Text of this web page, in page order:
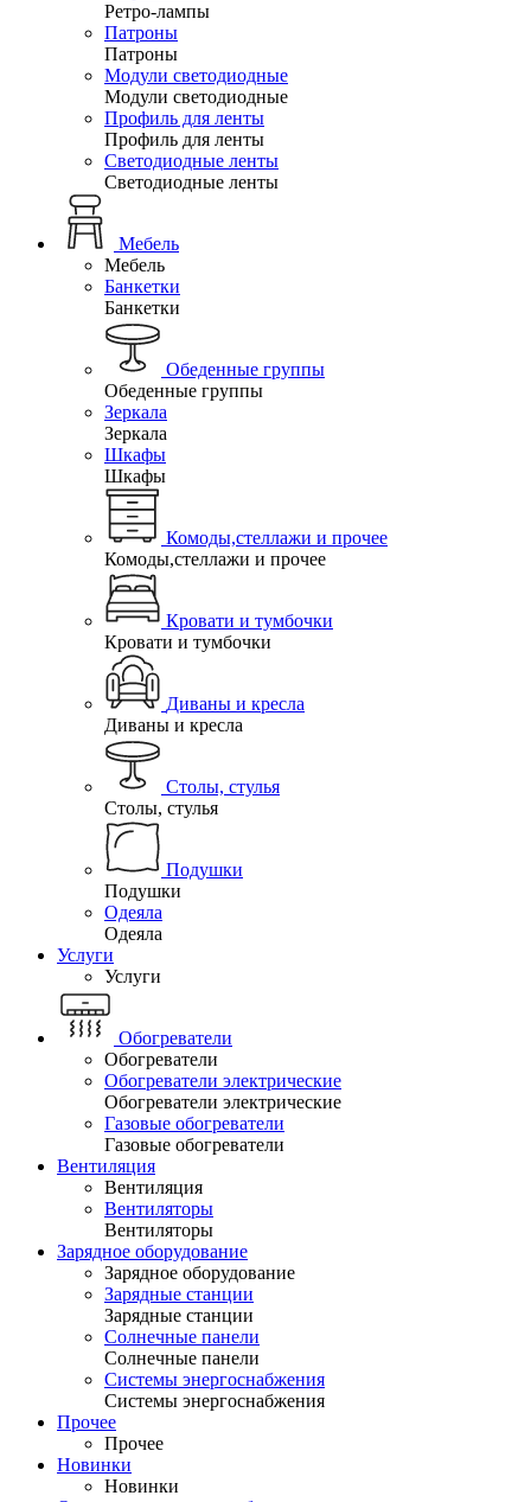
Ретро-лампы
Патроны
Патроны
Модули светодиодные
Модули светодиодные
Профиль для ленты
Профиль для ленты
Светодиодные ленты
Светодиодные ленты
Мебель
Мебель
Банкетки
Банкетки
Обеденные группы
Обеденные группы
Зеркала
Зеркала
Шкафы
Шкафы
Комоды,стеллажи и прочее
Комоды,стеллажи и прочее
Кровати и тумбочки
Кровати и тумбочки
Диваны и кресла
Диваны и кресла
Столы, стулья
Столы, стулья
Подушки
Подушки
Одеяла
Одеяла
Услуги
Услуги
Обогреватели
Обогреватели
Обогреватели электрические
Обогреватели электрические
Газовые обогреватели
Газовые обогреватели
Вентиляция
Вентиляция
Вентиляторы
Вентиляторы
Зарядное оборудование
Зарядное оборудование
Зарядные станции
Зарядные станции
Солнечные панели
Солнечные панели
Системы энергоснабжения
Системы энергоснабжения
Прочее
Прочее
Новинки
Новинки